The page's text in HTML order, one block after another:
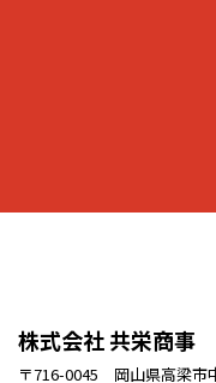
株式会社 共栄商事